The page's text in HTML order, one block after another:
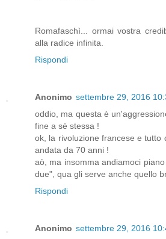
Romafaschì... ormai vostra
alla radice infinita.
Rispondi
Anonimo settembre 29, 2016
oddio, ma questa è
fine a sè stessa !
ok, la rivoluzione francese e tutto
andata da 70 anni !
aò, ma insomma andiamoci
due", qua gli serve anche quello
Rispondi
Anonimo settembre 29, 2016